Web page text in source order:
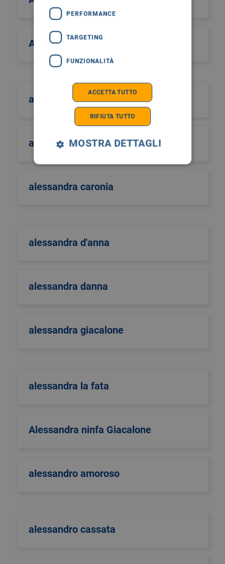
Alcos Zahar
aldo scarpa
aldo sinigaglia
alessandra caronia
alessandra d'anna
alessandra danna
alessandra giacalone
alessandra la fata
Alessandra ninfa Giacalone
alessandro amoroso
alessandro cassata
PERFORMANCE
TARGETING
FUNZIONALITÀ
ACCETTA TUTTO
RIFIUTA TUTTO
MOSTRA DETTAGLI